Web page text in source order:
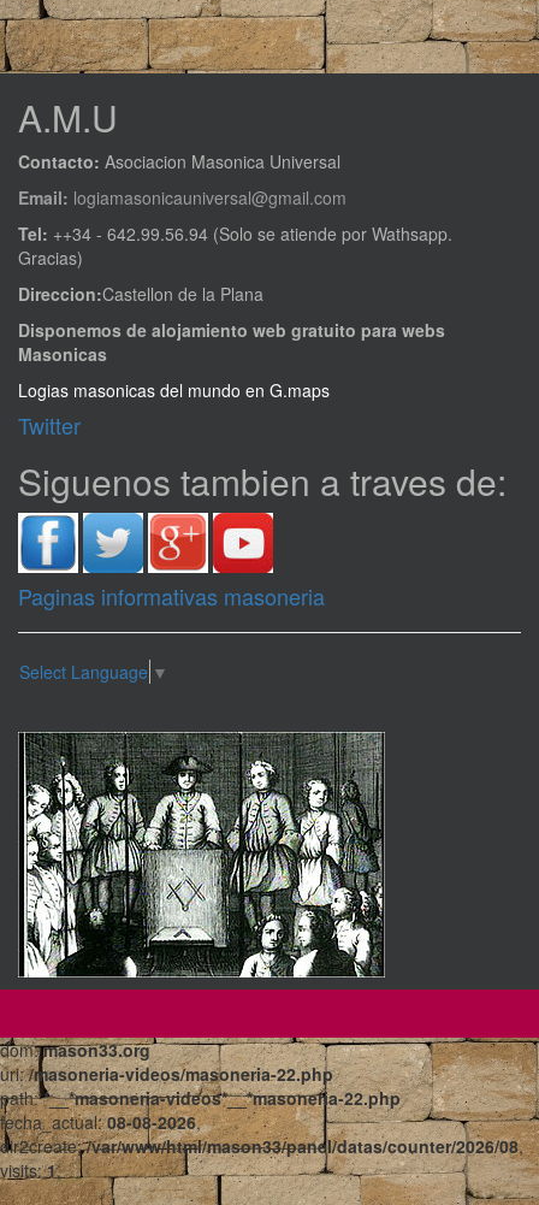
A.M.U
Contacto: Asociacion Masonica Universal
Email: logiamasonicauniversal@gmail.com
Tel: ++34 - 642.99.56.94 (Solo se atiende por Wathsapp.
Gracias)
Direccion:Castellon de la Plana
Disponemos de alojamiento web gratuito para webs
Masonicas
Logias masonicas del mundo en G.maps
Twitter
Siguenos tambien a traves de:
Paginas informativas masoneria
Select Language ▼
dom:mason33.org
uri:/masoneria-videos/masoneria-22.php
path:*__*masoneria-videos*__*masoneria-22.php
fecha_actual:08-08-2026,
dir2create:/var/www/html/mason33/panel/datas/counter/2026/08,
visits:1,